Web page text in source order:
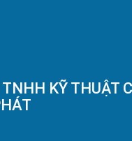
TNHH KỸ THUẬT